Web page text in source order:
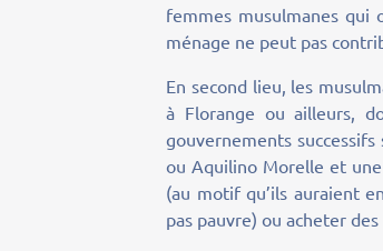
femmes musulmanes qui
ménage ne peut pas
En second lieu, les
à Florange ou ailleurs,
gouvernements successifs
ou Aquilino Morelle et
(au motif qu’ils auraient
pas pauvre) ou acheter des